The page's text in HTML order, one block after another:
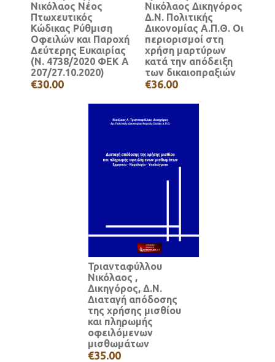
Νικόλαος Νέος
Πτωχευτικός
Κώδικας Ρύθμιση
Οφειλών και Παροχή
Δεύτερης Ευκαιρίας
(Ν. 4738/2020 ΦΕΚ Α
207/27.10.2020)
€30.00
Νικόλαος Δικηγόρος
Δ.Ν. Πολιτικής
Δικονομίας Α.Π.Θ. Οι
περιορισμοί στη
χρήση μαρτύρων
κατά την απόδειξη
των δικαιοπραξιών
€36.00
Τριανταφύλλου
Νικόλαος ,
Δικηγόρος, Δ.Ν.
Διαταγή απόδοσης
της χρήσης μισθίου
και πληρωμής
οφειλόμενων
μισθωμάτων
€35.00